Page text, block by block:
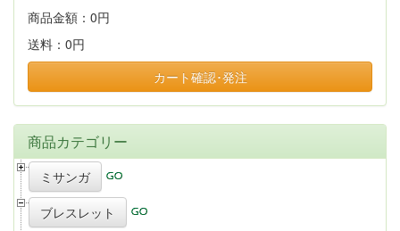
商品金額： 0円
送料： 0円
カート確認･発注
商品カテゴリー
ミサンガ
ブレスレット